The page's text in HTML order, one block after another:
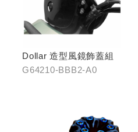
Dollar 造型風鏡飾蓋組
G64210-BBB2-A0